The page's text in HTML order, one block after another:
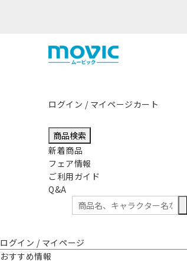
ログイン / マイページカート
商品検索
新着商品
フェア情報
ご利用ガイド
Q&A
ログイン / マイページ
おすすめ情報